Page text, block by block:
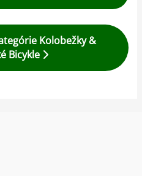
Kolobežky &
Bicykle